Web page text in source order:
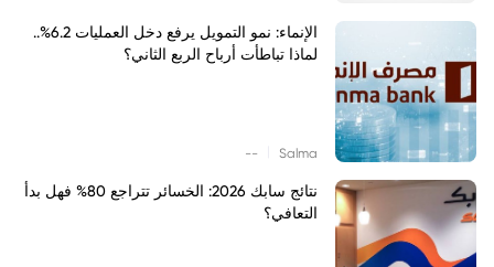
الإنماء: نمو التمويل يرفع دخل العمليات 6.2%..
لماذا تباطأت أرباح الربع الثاني؟
Salma
--
نتائج سابك 2026: الخسائر تتراجع 80% فهل بدأ
التعافي؟